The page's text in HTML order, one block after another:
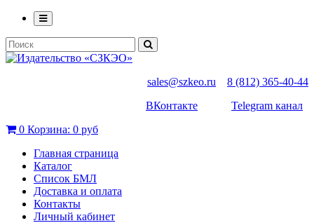
sales@szkeo.ru
8 (812) 365-40-44
ВКонтакте
Telegram канал
0 Корзина: 0 руб
Главная страница
Каталог
Список БМЛ
Доставка и оплата
Контакты
Личный кабинет